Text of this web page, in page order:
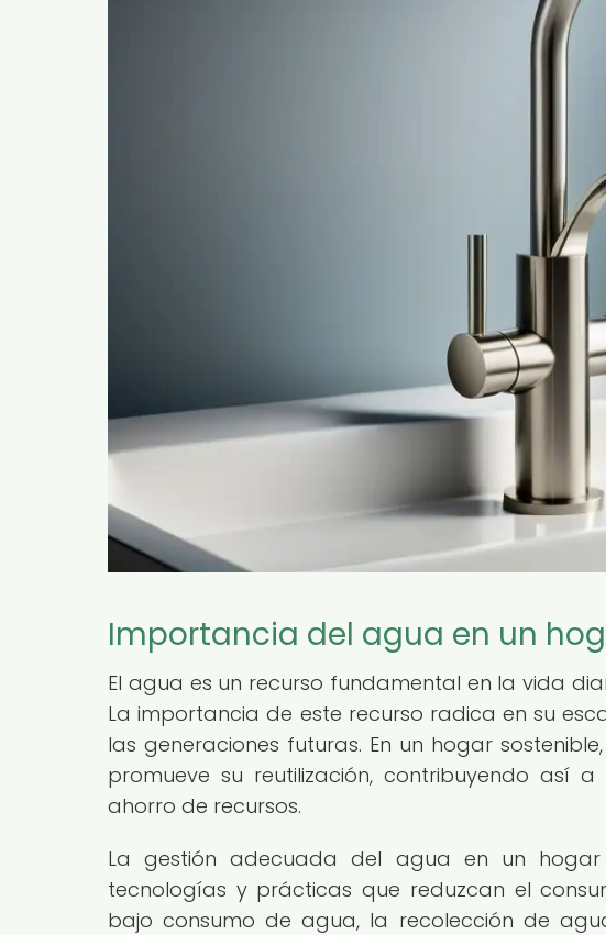
Importancia del agua en un
El agua es un recurso fundamental en la vida
La importancia de este recurso radica en su
las generaciones futuras. En un hogar
promueve su reutilización, contribuyendo así
ahorro de recursos.
La gestión adecuada del agua en un hogar
tecnologías y prácticas que reduzcan el
bajo consumo de agua, la recolección de